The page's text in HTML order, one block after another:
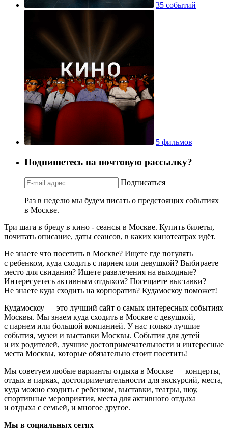
35 событий
5 фильмов
Подпишетесь на почтовую рассылку?
Подписаться
Раз в неделю мы будем писать о предстоящих событиях
в Москве.
Три шага в бреду в кино - сеансы в Москве. Купить билеты,
почитать описание, даты сеансов, в каких кинотеатрах идёт.
Не знаете что посетить в Москве? Ищете где погулять
с ребенком, куда сходить с парнем или девушкой? Выбираете
место для свидания? Ищете развлечения на выходные?
Интересуетесь активным отдыхом? Посещаете выставки?
Не знаете куда сходить на корпоратив? Кудамоскоу поможет!
Кудамоскоу — это лучший сайт о самых интересных событиях
Москвы. Мы знаем куда сходить в Москве с девушкой,
с парнем или большой компанией. У нас только лучшие
события, музеи и выставки Москвы. События для детей
и их родителей, лучшие достопримечательности и интересные
места Москвы, которые обязательно стоит посетить!
Мы советуем любые варианты отдыха в Москве — концерты,
отдых в парках, достопримечательности для экскурсий, места,
куда можно сходить с ребенком, выставки, театры, шоу,
спортивные мероприятия, места для активного отдыха
и отдыха с семьей, и многое другое.
Мы в социальных сетях